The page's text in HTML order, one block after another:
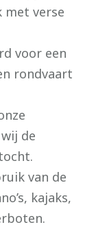
met verse
voor een
rondvaart
de
van de
kajaks,